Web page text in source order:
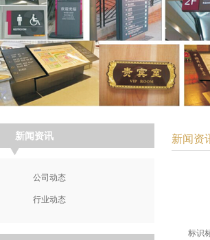
新闻资
标识标
新闻资讯
公司动态
行业动态